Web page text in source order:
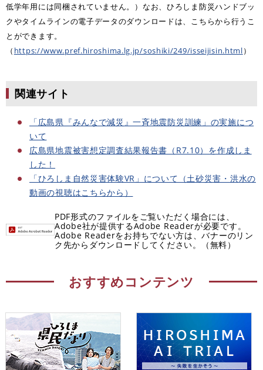
低学年用には同梱されていません。）なお、ひろしま防災ハンドブッ
クやタイムラインの電子データのダウンロードは、こちらから行うこ
とができます。
（ https://www.pref.hiroshima.lg.jp/soshiki/249/isseijisin.html）
関連サイト
「広島県『みんなで減災』一斉地震防災訓練」の実施につ
いて
広島県地震被害想定調査結果報告書（R7.10）を作成しま
した！
「ひろしま自然災害体験VR」について（土砂災害・洪水の
動画の視聴はこちらから）
PDF形式のファイルをご覧いただく場合には、
Adobe社が提供するAdobe Readerが必要です。
Adobe Readerをお持ちでない方は、バナーのリン
ク先からダウンロードしてください。（無料）
おすすめコンテンツ